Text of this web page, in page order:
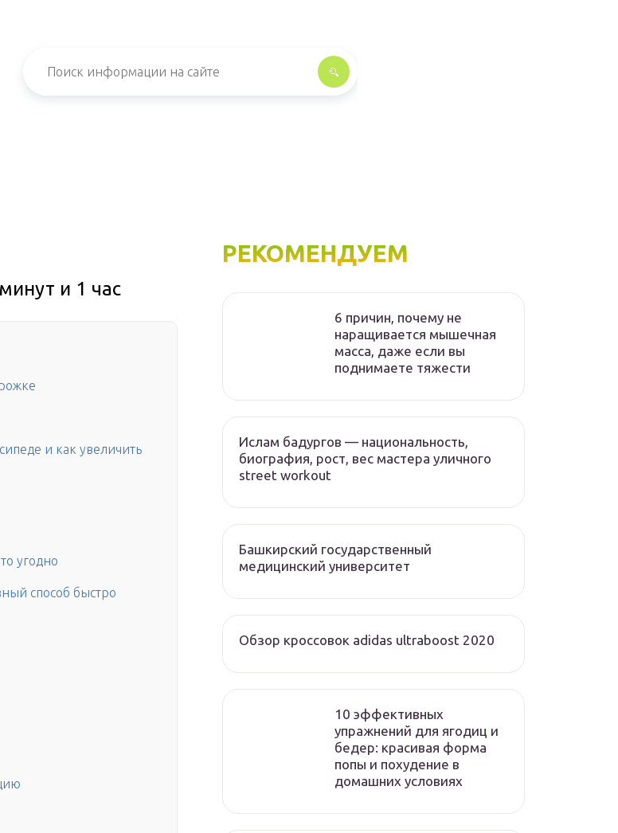
и 1 час
и как увеличить
угодно
способ быстро
РЕКОМЕНДУЕМ
6 причин, почему не
наращивается мышечная
масса, даже если вы
поднимаете тяжести
Ислам бадургов — национальность,
биография, рост, вес мастера уличного
street workout
Башкирский государственный
медицинский университет
Обзор кроссовок adidas ultraboost 2020
10 эффективных
упражнений для ягодиц и
бедер: красивая форма
попы и похудение в
домашних условиях